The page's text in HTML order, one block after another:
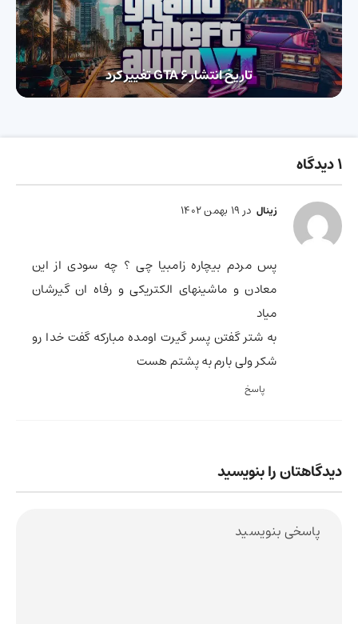
تاریخ انتشار GTA 6 تغییر کرد
1 دیدگاه
زینال در 19 بهمن 1402
پس مردم بیچاره زامبیا چی ؟ چه سودی از این
معادن و ماشینهای الکتریکی و رفاه ان گیرشان
میاد
به شتر گفتن پسر گیرت اومده مبارکه گفت خدا رو
شکر ولی بارم به پشتم هست
پاسخ
دیدگاهتان را بنویسید